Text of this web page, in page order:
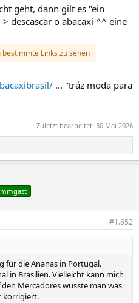
geht, dann gilt es "ein
descascar o abacaxi ^^ eine
Links zu sehen
... "tráz moda para
Zuletzt bearbeitet: 30 Mai 2026
#1.652
für die Ananas in Portugal.
in Brasilien. Vielleicht kann mich
Mercadores wusste man was
korrigiert.